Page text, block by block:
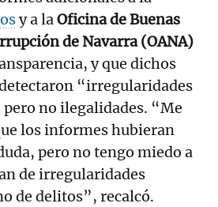
y a laOficina de Buenas
de Navarra (OANA)
y que dichos
“irregularidades
no ilegalidades. “Me
los informes hubieran
pero no tengo miedo a
de irregularidades
de delitos”, recalcó.